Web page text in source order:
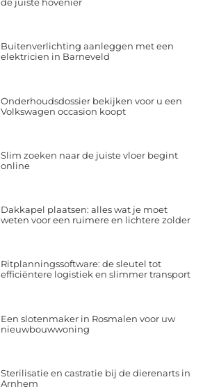
Buitenverlichting aanleggen met een
elektricien in Barneveld
Onderhoudsdossier bekijken voor u een
Volkswagen occasion koopt
Slim zoeken naar de juiste vloer begint
online
Dakkapel plaatsen: alles wat je moet
weten voor een ruimere en lichtere zolder
Ritplanningssoftware: de sleutel tot
efficiëntere logistiek en slimmer transport
Een slotenmaker in Rosmalen voor uw
nieuwbouwwoning
Sterilisatie en castratie bij de dierenarts in
Arnhem